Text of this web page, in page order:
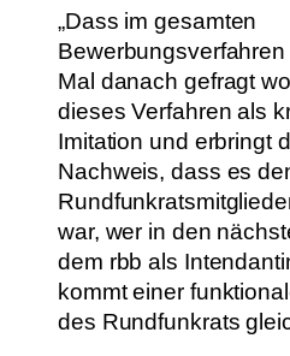
„Dass im gesamten
Mal danach gefragt
dieses Verfahren als
Imitation und erbringt
Nachweis, dass es
war, wer in den
dem rbb als
kommt einer
des Rundfunkrats